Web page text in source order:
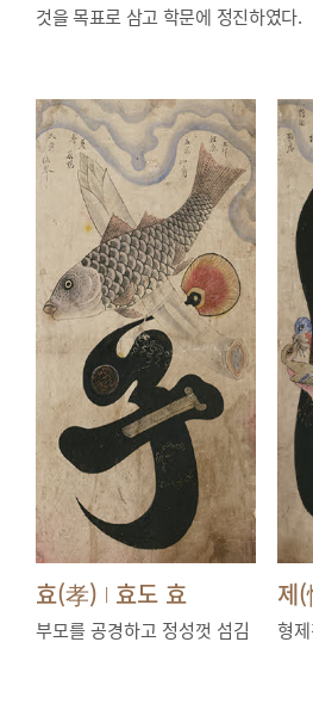
것을 목표로 삼고 학문에 정진하였다.
효(孝) | 효도 효
부모를 공경하고 정성껏 섬김
제
형